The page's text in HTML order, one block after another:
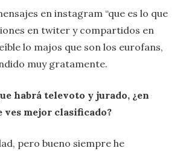
en instagram “que es lo que
en twiter y compartidos en
lo majos que son los eurofans,
muy gratamente.
habrá televoto y jurado, ¿en
ves mejor clasificado?
pero bueno siempre he